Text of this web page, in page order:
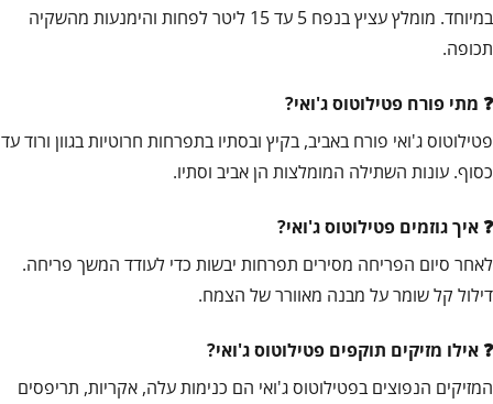
במיוחד. מומלץ עציץ בנפח 5 עד 15 ליטר לפחות והימנעות מהשקיה
תכופה.
מתי פורח פטילוטוס ג'ואי?
פטילוטוס ג'ואי פורח באביב, בקיץ ובסתיו בתפרחות חרוטיות בגוון ורוד עד
כסוף. עונות השתילה המומלצות הן אביב וסתיו.
איך גוזמים פטילוטוס ג'ואי?
לאחר סיום הפריחה מסירים תפרחות יבשות כדי לעודד המשך פריחה.
דילול קל שומר על מבנה מאוורר של הצמח.
אילו מזיקים תוקפים פטילוטוס ג'ואי?
המזיקים הנפוצים בפטילוטוס ג'ואי הם כנימות עלה, אקריות, תריפסים